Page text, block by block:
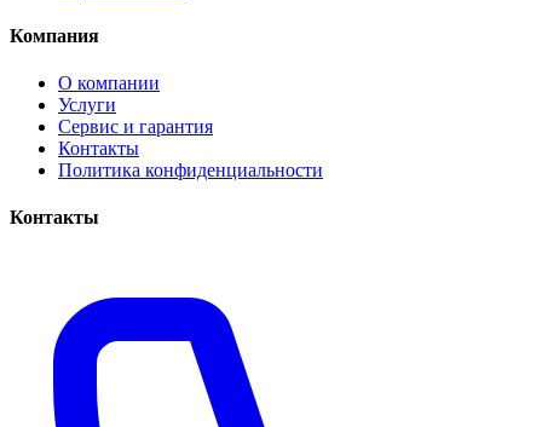
Компания
О компании
Услуги
Сервис и гарантия
Контакты
Политика конфиденциальности
Контакты